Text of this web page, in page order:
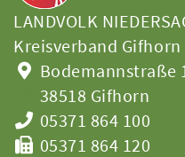
LANDVOLK
Kreisverband Gifhorn
Bodemannstraße
38518 Gifhorn
05371 864 100
05371 864 120